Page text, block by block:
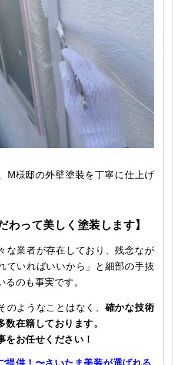
M様邸の外壁塗装を丁寧に仕上げ
わって美しく塗装します】
な業者が存在しており、残念なが
ていればいいから」と細部の手抜
るのも事実です。
のようなことはなく、 確かな技術
数在籍しております。
をお任せください！
提供！〜さいたま美装が選ばれる